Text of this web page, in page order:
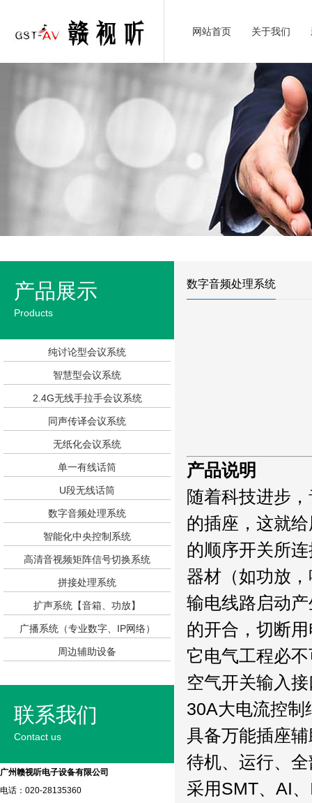
网站首页 关于我们
产品展示
Products
纯讨论型会议系统
智慧型会议系统
2.4G无线手拉手会议系统
同声传译会议系统
无纸化会议系统
单一有线话筒
U段无线话筒
数字音频处理系统
智能化中央控制系统
高清音视频矩阵信号切换系统
拼接处理系统
扩声系统【音箱、功放】
广播系统（专业数字、IP网络）
周边辅助设备
联系我们
Contact us
广州赣视听电子设备有限公司
电话：020-28135360
数字音频处理系统
产品说明
随着科技进步
的插座，这就
的顺序开关所
器材（如功放
输电线路启动
的开合，切断
它电气工程必
空气开关输入
30A大电流控制
具备万能插座
待机、运行、
采用SMT、AI